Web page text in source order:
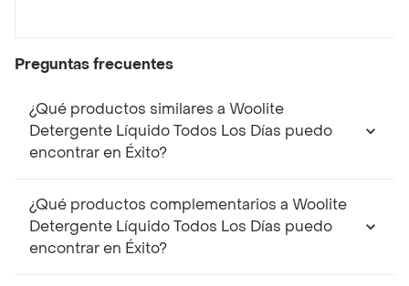
Preguntas frecuentes
¿Qué productos similares a Woolite
Detergente Líquido Todos Los Días puedo
encontrar en Éxito?
¿Qué productos complementarios a Woolite
Detergente Líquido Todos Los Días puedo
encontrar en Éxito?